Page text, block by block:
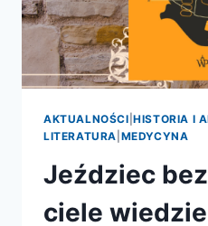
AKTUALNOŚCI |HISTORIA I
LITERATURA MEDYCYNA
Jeździec
ciele